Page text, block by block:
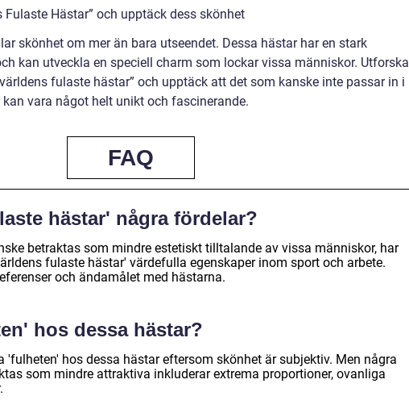
Fulaste Hästar” och upptäck dess skönhet
skönhet om mer än bara utseendet. Dessa hästar har en stark
kan utveckla en speciell charm som lockar vissa människor. Utforska
fulaste hästar” och upptäck att det som kanske inte passar in i
vara något helt unikt och fascinerande.
FAQ
hästar' några fördelar?
betraktas som mindre estetiskt tilltalande av vissa människor, har
fulaste hästar' värdefulla egenskaper inom sport och arbete.
och ändamålet med hästarna.
hos dessa hästar?
'fulheten' hos dessa hästar eftersom skönhet är subjektiv. Men några
som mindre attraktiva inkluderar extrema proportioner, ovanliga